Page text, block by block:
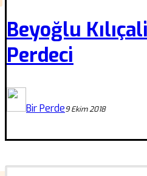
Beyoğlu
Perdeci
Bir Perde9 Ekim 2018